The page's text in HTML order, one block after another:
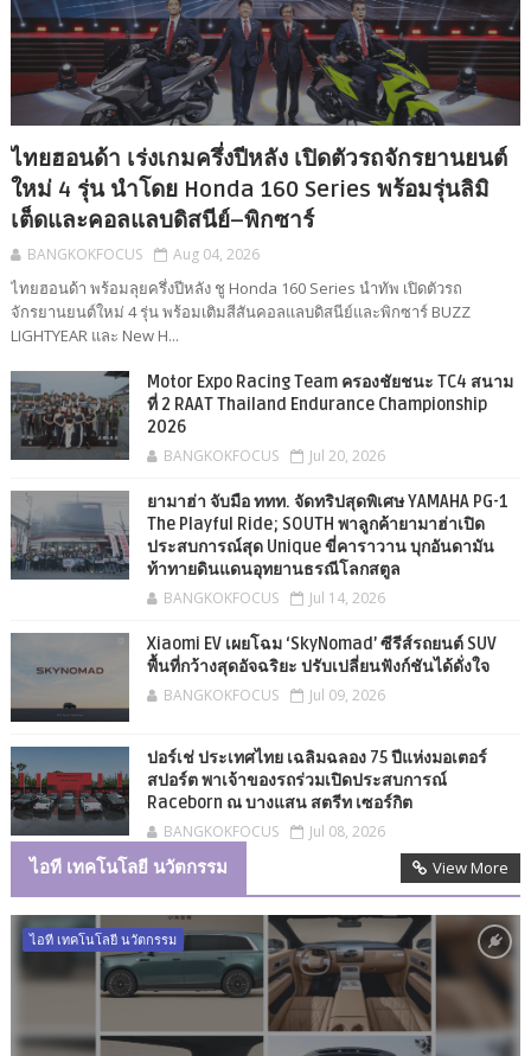
ไทยฮอนด้า เร่งเกมครึ่งปีหลัง เปิดตัวรถจักรยานยนต์
ใหม่ 4 รุ่น นำโดย Honda 160 Series พร้อมรุ่นลิมิ
เต็ดและคอลแลบดิสนีย์–พิกซาร์
BANGKOKFOCUS Aug 04, 2026
ไทยฮอนด้า พร้อมลุยครึ่งปีหลัง ชู Honda 160 Series นำทัพ เปิดตัวรถ
จักรยานยนต์ใหม่ 4 รุ่น พร้อมเติมสีสันคอลแลบดิสนีย์และพิกซาร์ BUZZ
LIGHTYEAR และ New H...
Motor Expo Racing Team ครองชัยชนะ TC4 สนาม
ที่ 2 RAAT Thailand Endurance Championship
2026
BANGKOKFOCUS
Jul 20, 2026
ยามาฮ่า จับมือ ททท. จัดทริปสุดพิเศษ YAMAHA PG-1
The Playful Ride; SOUTH พาลูกค้ายามาฮ่าเปิด
ประสบการณ์สุด Unique ขี่คาราวาน บุกอันดามัน
ท้าทายดินแดนอุทยานธรณีโลกสตูล
BANGKOKFOCUS
Jul 14, 2026
Xiaomi EV เผยโฉม ‘SkyNomad’ ซีรีส์รถยนต์ SUV
พื้นที่กว้างสุดอัจฉริยะ ปรับเปลี่ยนฟังก์ชันได้ดั่งใจ
BANGKOKFOCUS
Jul 09, 2026
ปอร์เช่ ประเทศไทย เฉลิมฉลอง 75 ปีแห่งมอเตอร์
สปอร์ต พาเจ้าของรถร่วมเปิดประสบการณ์
Raceborn ณ บางแสน สตรีท เซอร์กิต
BANGKOKFOCUS
Jul 08, 2026
ไอที เทคโนโลยี นวัตกรรม View More
ไอที เทคโนโลยี นวัตกรรม